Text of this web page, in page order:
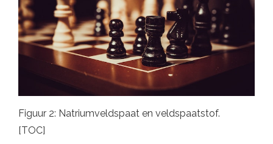
Figuur 2: Natriumveldspaat en veldspaatstof.
[TOC]